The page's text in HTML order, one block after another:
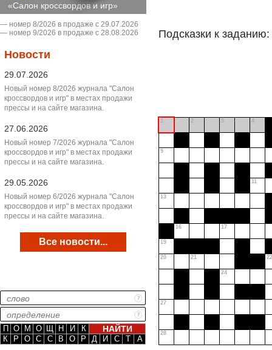
«Салон кроссвордов и игр»
― номер 8/2026 в продаже с 29.07.2026
― номер 9/2026 в продаже с 28.08.2026
Новости
29.07.2026
Новый номер 8/2026 журнала "Салон
кроссвордов и игр" в местах продажи
прессы и на сайте магазина.
27.06.2026
Новый номер 7/2026 журнала "Салон
кроссвордов и игр" в местах продажи
прессы и на сайте магазина.
29.05.2026
Новый номер 6/2026 журнала "Салон
кроссвордов и игр" в местах продажи
прессы и на сайте магазина.
Все новости...
П О М О Щ Н И
К
К
Р О С С В О Р Д И С Т А
Подсказки к заданию:
1 2 3 4
9
11
13
16 17
19
20 21 22
24
27
28